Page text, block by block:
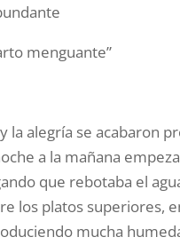
menguante”
la alegría se acabaron
a la mañana
que rebotaba el
los platos superiores,
mucha